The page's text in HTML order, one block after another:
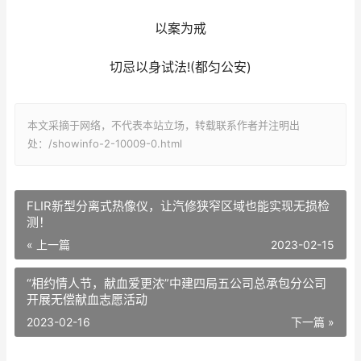
以案为戒
切忌以身试法!(都匀公安)
本文采摘于网络，不代表本站立场，转载联系作者并注明出
处：/showinfo-2-10009-0.html
FLIR新型分离式热像仪，让汽修狭窄区域也能实现无损检
测！
« 上一篇 2023-02-15
“相约情人节，献血爱更浓”中建四局五公司总承包分公司
开展无偿献血志愿活动
下一篇 »
2023-02-16